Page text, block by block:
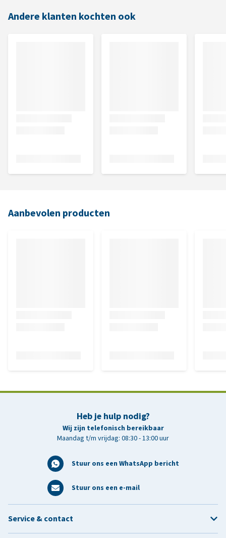
Andere klanten kochten ook
Aanbevolen producten
Heb je hulp nodig?
Wij zijn telefonisch bereikbaar
Maandag t/m vrijdag: 08:30 - 13:00 uur
Stuur ons een WhatsApp bericht
Stuur ons een e-mail
Service & contact